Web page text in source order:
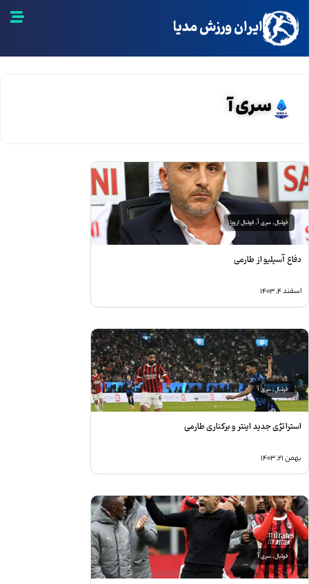
ایران ورزش مدیا
سری آ
فوتبال,سری آ,فوتبال اروپا
دفاع آسیلیو از طارمی
اسفند ۴, ۱۴۰۳
فوتبال,سری آ
استراتژی جدید اینتر و برکناری طارمی
بهمن ۲۱, ۱۴۰۳
فوتبال,سری آ